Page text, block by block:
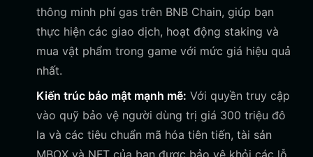
thông minh phí gas trên BNB Chain, giúp bạn
thực hiện các giao dịch, hoạt động staking và
mua vật phẩm trong game với mức giá hiệu quả
nhất.
Kiến trúc bảo mật mạnh mẽ: Với quyền truy cập
vào quỹ bảo vệ người dùng trị giá 300 triệu đô
la và các tiêu chuẩn mã hóa tiên tiến, tài sản
MBOX và NFT của bạn được bảo vệ khỏi các lỗ